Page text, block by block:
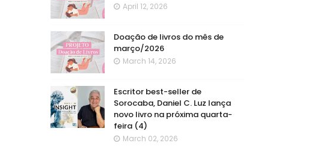
April 12, 2026
Doação de livros do mês de
março/2026
March 14, 2026
Escritor best-seller de
Sorocaba, Daniel C. Luz lança
novo livro na próxima quarta-
feira (4)
March 02, 2026